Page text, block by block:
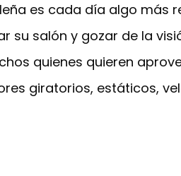
es cada día algo más
salón y gozar de la
quienes quieren
giratorios, estáticos,